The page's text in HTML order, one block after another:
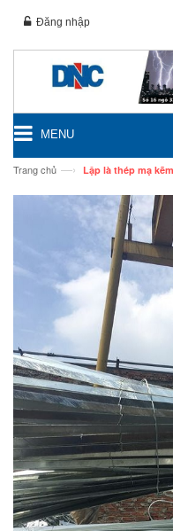
Đăng nhập
MENU
Trang chủ —› Lập là thép mạ